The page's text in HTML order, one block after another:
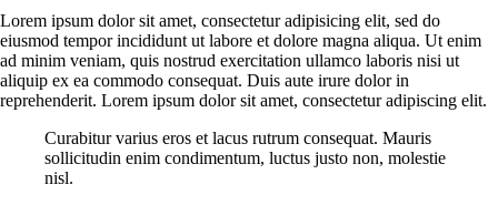
Lorem ipsum dolor sit amet, consectetur adipisicing elit, sed do
eiusmod tempor incididunt ut labore et dolore magna aliqua. Ut enim
ad minim veniam, quis nostrud exercitation ullamco laboris nisi ut
aliquip ex ea commodo consequat. Duis aute irure dolor in
reprehenderit. Lorem ipsum dolor sit amet, consectetur adipiscing elit.
Curabitur varius eros et lacus rutrum consequat. Mauris
sollicitudin enim condimentum, luctus justo non, molestie
nisl.